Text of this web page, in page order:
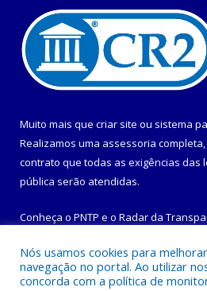
Muito mais que criar site ou sistema
Realizamos uma assessoria
contrato que todas as exigências das
pública serão atendidas.
Conheça o PNTP e o Radar da
Nós usamos cookies para
navegação no portal. Ao utilizar
concorda com a política de